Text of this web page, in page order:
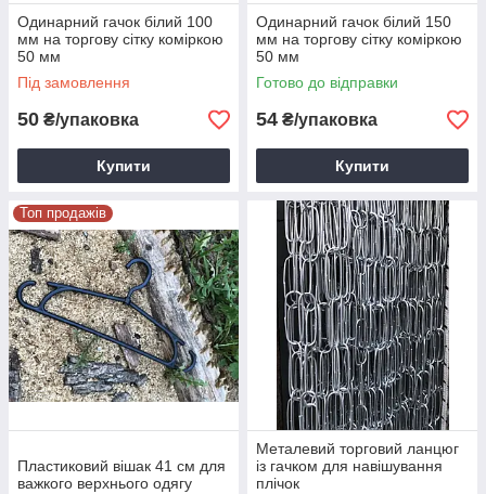
Одинарний гачок білий 100
мм на торгову сітку коміркою
50 мм
Під замовлення
50 ₴/упаковка
Купити
Одинарний гачок білий 150
мм на торгову сітку коміркою
50 мм
Готово до відправки
54 ₴/упаковка
Купити
Топ продажів
Пластиковий вішак 41 см для
важкого верхнього одягу
Металевий торговий ланцюг
із гачком для навішування
плічок